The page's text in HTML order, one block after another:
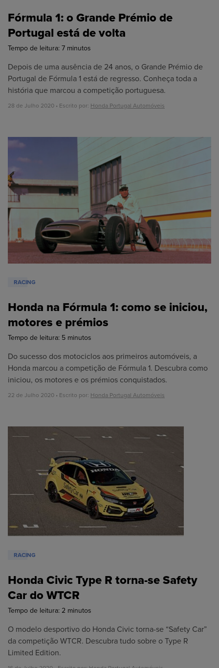
Fórmula 1: o Grande Prémio de
Portugal está de volta
Tempo de leitura: 7 minutos
Depois de uma ausência de 24 anos, o Grande Prémio de
Portugal de Fórmula 1 está de regresso. Conheça toda a
história que marcou a competição portuguesa.
28 de Julho 2020 • Escrito por: Honda Portugal Automóveis
RACING
Honda na Fórmula 1: como se iniciou,
motores e prémios
Tempo de leitura: 5 minutos
Do sucesso dos motociclos aos primeiros automóveis, a
Honda marcou a competição de Fórmula 1. Descubra como
iniciou, os motores e os prémios conquistados.
22 de Julho 2020 • Escrito por: Honda Portugal Automóveis
RACING
Honda Civic Type R torna-se Safety
Car do WTCR
Tempo de leitura: 2 minutos
O modelo desportivo do Honda Civic torna-se “Safety Car”
da competição WTCR. Descubra tudo sobre o Type R
Limited Edition.